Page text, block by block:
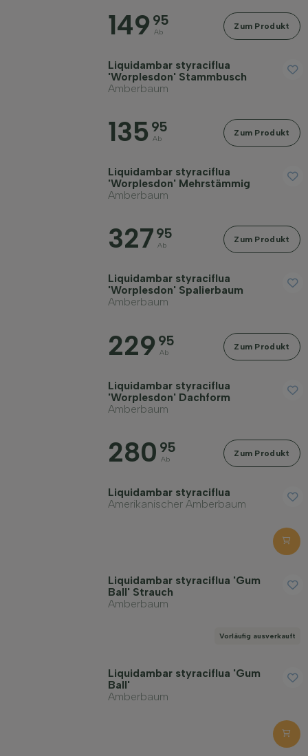
149 95
Ab
Zum Produkt
Liquidambar styraciflua
'Worplesdon' Stammbusch
Amberbaum
135 95
Ab
Zum Produkt
Liquidambar styraciflua
'Worplesdon' Mehrstämmig
Amberbaum
327 95
Ab
Zum Produkt
Liquidambar styraciflua
'Worplesdon' Spalierbaum
Amberbaum
229 95
Ab
Zum Produkt
Liquidambar styraciflua
'Worplesdon' Dachform
Amberbaum
280 95
Ab
Zum Produkt
Liquidambar styraciflua
Amerikanischer Amberbaum
Liquidambar styraciflua 'Gum
Ball' Strauch
Amberbaum
Vorläufig ausverkauft
Liquidambar styraciflua 'Gum
Ball'
Amberbaum